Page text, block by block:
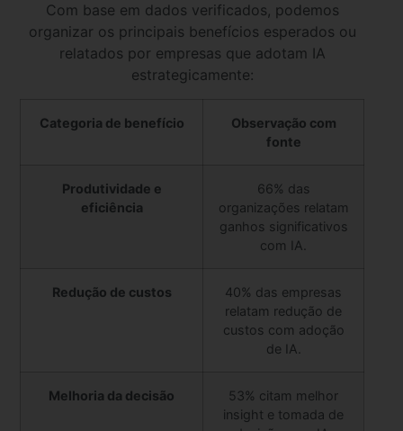
Com base em dados verificados, podemos
organizar os principais benefícios esperados ou
relatados por empresas que adotam IA
estrategicamente:
Categoria de benefício
Observação com
fonte
Produtividade e
eficiência
66% das
organizações relatam
ganhos significativos
com IA.
Redução de custos
40% das empresas
relatam redução de
custos com adoção
de IA.
Melhoria da decisão
53% citam melhor
insight e tomada de